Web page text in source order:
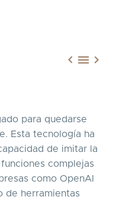
  
para quedarse
Esta tecnología ha
de imitar la
complejas
como OpenAI
de herramientas